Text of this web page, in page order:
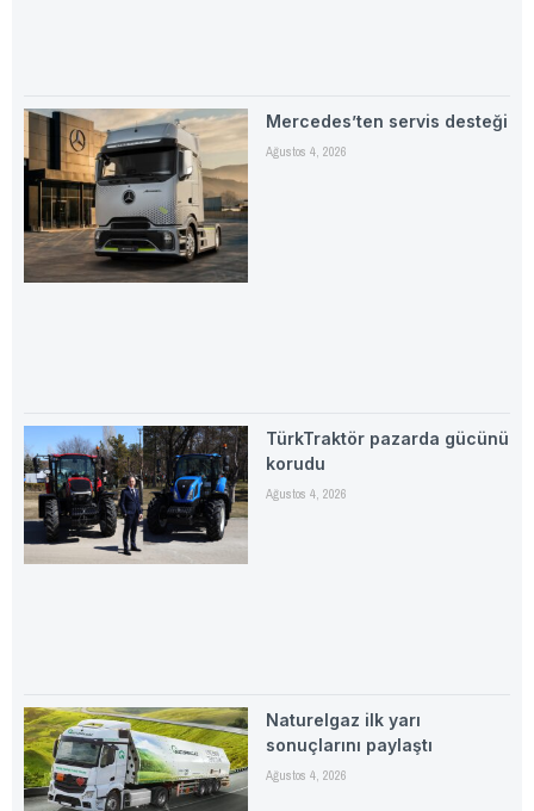
Mercedes’ten servis desteği
Ağustos 4, 2026
TürkTraktör pazarda gücünü
korudu
Ağustos 4, 2026
Naturelgaz ilk yarı
sonuçlarını paylaştı
Ağustos 4, 2026